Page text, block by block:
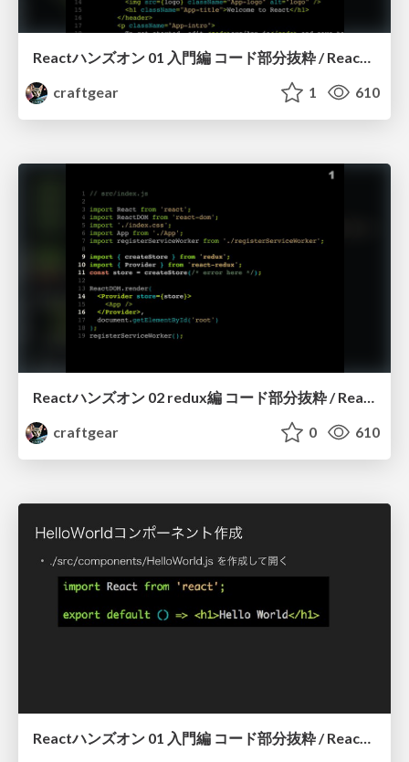
Reactハンズオン 01 入門編 コード部分抜粋 / React Handson 01 components (excerpt)
craftgear
1 610
Reactハンズオン 02 redux編 コード部分抜粋 / React Handson 02 redux (excerpt)
craftgear
0 610
Reactハンズオン 01 入門編 コード部分抜粋 / React Handson 01 components (excerpt)